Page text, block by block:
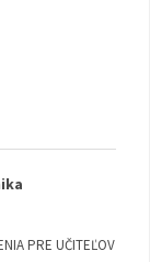
PRE UČITEĽOV